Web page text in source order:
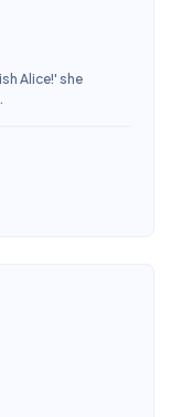
Alice!' she